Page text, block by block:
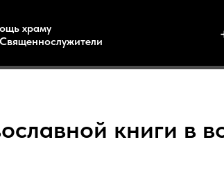
храму
Священнослужители
книги в